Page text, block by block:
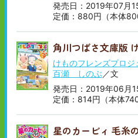
発売日：2019年07月
定価：880円（本体
角川つばさ文庫版
けものフレンズプロジ
百瀬 しのぶ ／文
発売日：2019年06月
定価：814円（本体740
星のカービィ 毛糸